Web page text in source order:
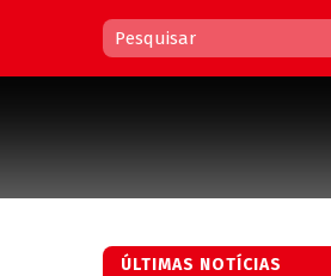
ÚLTIMAS NOTÍCIAS